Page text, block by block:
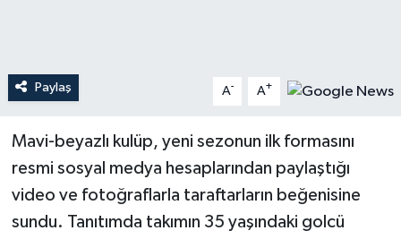
Paylaş A- A+
Mavi-beyazlı kulüp, yeni sezonun ilk formasını
resmi sosyal medya hesaplarından paylaştığı
video ve fotoğraflarla taraftarların beğenisine
sundu. Tanıtımda takımın 35 yaşındaki golcü
Sürmanşet
Yaşam